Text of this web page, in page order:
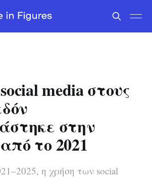
media στους
στην
το 2021
η χρήση των social